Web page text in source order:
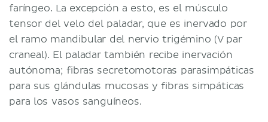
faríngeo. La excepción a esto, es el músculo
tensor del velo del paladar, que es inervado por
el ramo mandibular del nervio trigémino (V par
craneal). El paladar también recibe inervación
autónoma; fibras secretomotoras parasimpáticas
para sus glándulas mucosas y fibras simpáticas
para los vasos sanguíneos.